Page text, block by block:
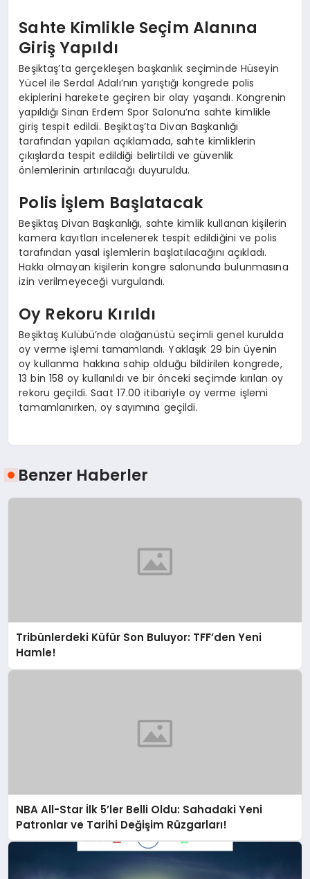
Sahte Kimlikle Seçim Alanına
Giriş Yapıldı
Beşiktaş’ta gerçekleşen başkanlık seçiminde Hüseyin
Yücel ile Serdal Adalı’nın yarıştığı kongrede polis
ekiplerini harekete geçiren bir olay yaşandı. Kongrenin
yapıldığı Sinan Erdem Spor Salonu’na sahte kimlikle
giriş tespit edildi. Beşiktaş’ta Divan Başkanlığı
tarafından yapılan açıklamada, sahte kimliklerin
çıkışlarda tespit edildiği belirtildi ve güvenlik
önlemlerinin artırılacağı duyuruldu.
Polis İşlem Başlatacak
Beşiktaş Divan Başkanlığı, sahte kimlik kullanan kişilerin
kamera kayıtları incelenerek tespit edildiğini ve polis
tarafından yasal işlemlerin başlatılacağını açıkladı.
Hakkı olmayan kişilerin kongre salonunda bulunmasına
izin verilmeyeceği vurgulandı.
Oy Rekoru Kırıldı
Beşiktaş Kulübü’nde olağanüstü seçimli genel kurulda
oy verme işlemi tamamlandı. Yaklaşık 29 bin üyenin
oy kullanma hakkına sahip olduğu bildirilen kongrede,
13 bin 158 oy kullanıldı ve bir önceki seçimde kırılan oy
rekoru geçildi. Saat 17.00 itibariyle oy verme işlemi
tamamlanırken, oy sayımına geçildi.
Benzer Haberler
Tribünlerdeki Küfür Son Buluyor: TFF’den Yeni
Hamle!
NBA All-Star İlk 5’ler Belli Oldu: Sahadaki Yeni
Patronlar ve Tarihi Değişim Rüzgarları!